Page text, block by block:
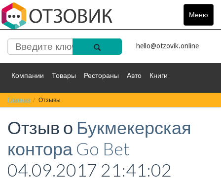
Меню
Toggle
hello@otzovik.online
Компании Товары Рестораны Авто Книги
Спорт Фильмы
Красота Здоровье Остальное
Главная Отзывы
Отзыв о Букмекерская
контора Go Bet
04.09.2017 21:41:02